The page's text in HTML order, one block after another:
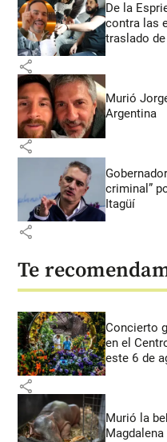
De la
contra las
traslado
share
Murió
Argentina
share
criminal”
Itagüí
share
Te
Concierto
en el
este 6 de
share
Murió la